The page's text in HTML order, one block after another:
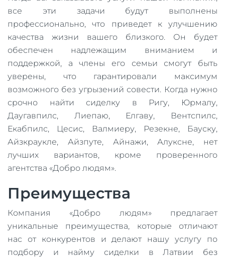
все эти задачи будут выполнены
профессионально, что приведет к улучшению
качества жизни вашего близкого. Он будет
обеспечен надлежащим вниманием и
поддержкой, а члены его семьи смогут быть
уверены, что гарантировали максимум
возможного без угрызений совести. Когда нужно
срочно найти сиделку в Ригу, Юрмалу,
Даугавпилс, Лиепаю, Елгаву, Вентспилс,
Екабпилс, Цесис, Валмиеру, Резекне, Бауску,
Айзкраукле, Айзпуте, Айнажи, Алуксне, нет
лучших вариантов, кроме проверенного
агентства «Добро людям».
Преимущества
Компания «Добро людям» предлагает
уникальные преимущества, которые отличают
нас от конкурентов и делают нашу услугу по
подбору и найму сиделки в Латвии без